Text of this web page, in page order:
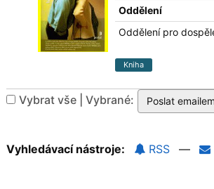
Oddělení
Oddělení pro
Kniha
Vybrat vše | Vybrané:
Vyhledávací nástroje: RSS —